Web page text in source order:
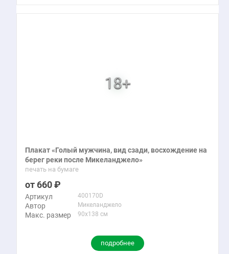
Плакат «Голый мужчина, вид сзади, восхождение на
берег реки после Микеланджело»
печать на бумаге
660
Артикул 400170D
Автор Микеланджело
Макс. размер 90x138 см
подробнее